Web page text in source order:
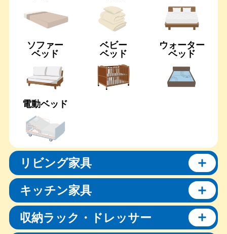
ソファー
ベッド
ベビー
ベッド
ウォーター
ベッド
電動ベッド
リビング家具
キッチン家具
収納ラック・ドレッサー